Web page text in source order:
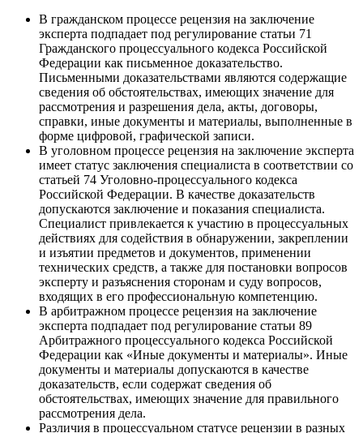
В гражданском процессе рецензия на заключение
эксперта подпадает под регулирование статьи 71
Гражданского процессуального кодекса Российской
Федерации как письменное доказательство.
Письменными доказательствами являются содержащие
сведения об обстоятельствах, имеющих значение для
рассмотрения и разрешения дела, акты, договоры,
справки, иные документы и материалы, выполненные в
форме цифровой, графической записи.
В уголовном процессе рецензия на заключение эксперта
имеет статус заключения специалиста в соответствии со
статьей 74 Уголовно-процессуального кодекса
Российской Федерации. В качестве доказательств
допускаются заключение и показания специалиста.
Специалист привлекается к участию в процессуальных
действиях для содействия в обнаружении, закреплении
и изъятии предметов и документов, применении
технических средств, а также для постановки вопросов
эксперту и разъяснения сторонам и суду вопросов,
входящих в его профессиональную компетенцию.
В арбитражном процессе рецензия на заключение
эксперта подпадает под регулирование статьи 89
Арбитражного процессуального кодекса Российской
Федерации как «Иные документы и материалы». Иные
документы и материалы допускаются в качестве
доказательств, если содержат сведения об
обстоятельствах, имеющих значение для правильного
рассмотрения дела.
Различия в процессуальном статусе рецензии в разных